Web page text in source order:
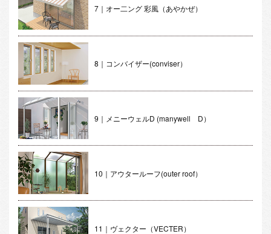
7｜オー二ング 彩風（あやかぜ）
8｜コンバイザー(conviser）
9｜メニーウェルD (manywell D）
10｜アウタールーフ(outer roof）
11｜ヴェクター（VECTER）